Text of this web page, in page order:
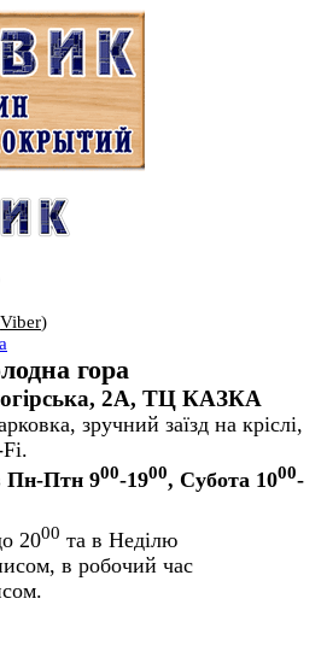
Viber)
гора
2А, ТЦ КАЗКА
зручний заїзд на кріслі,
Fi.
Пн-Птн 900-1900, Субота 1000-
2000 та в Неділю
в робочий час